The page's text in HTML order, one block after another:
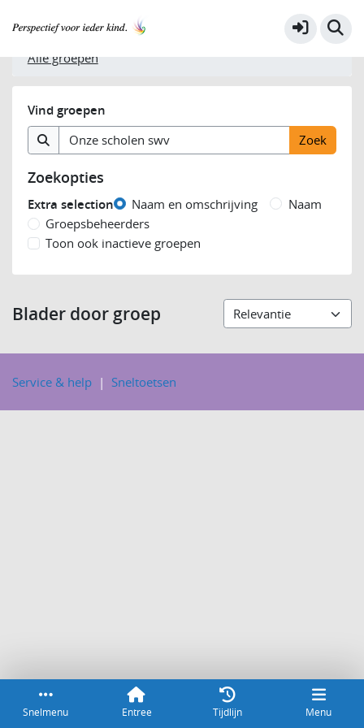
Snelmenu Entree Tijdlijn Menu
Filters
Alle groepen
Vind groepen
Zoekopties
Extra selection Naam en omschrijving
Naam
Groepsbeheerders
Toon ook inactieve groepen
Blader door groep
Service & help Sneltoetsen